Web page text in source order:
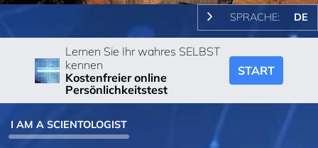
SPRACHE: DE
Lernen Sie Ihr wahres SELBST
kennen
Kostenfreier online
Persönlichkeitstest
START
I AM A SCIENTOLOGIST